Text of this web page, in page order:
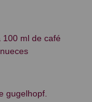
ml de café
gugelhopf.